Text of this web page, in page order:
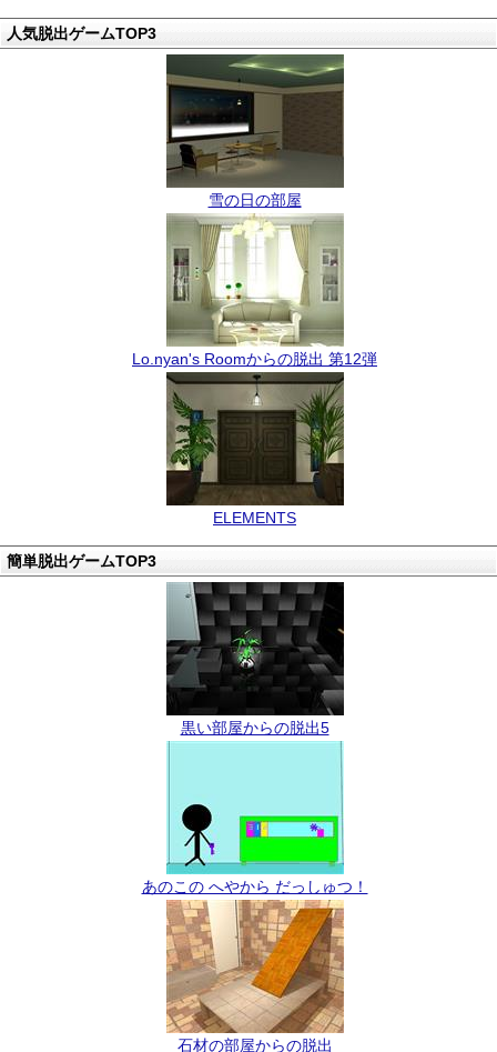
人気脱出ゲームTOP3
雪の日の部屋
Lo.nyan's Roomからの脱出 第12弾
ELEMENTS
簡単脱出ゲームTOP3
黒い部屋からの脱出5
あのこの へやから だっしゅつ！
石材の部屋からの脱出